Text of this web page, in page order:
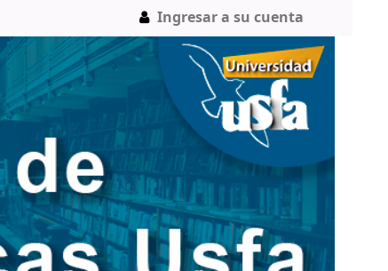
Ingresar a su cuenta